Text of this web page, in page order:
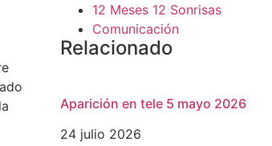
12 Meses 12 Sonrisas
Comunicación
Relacionado
Aparición en tele 5 mayo 2026
24 julio 2026